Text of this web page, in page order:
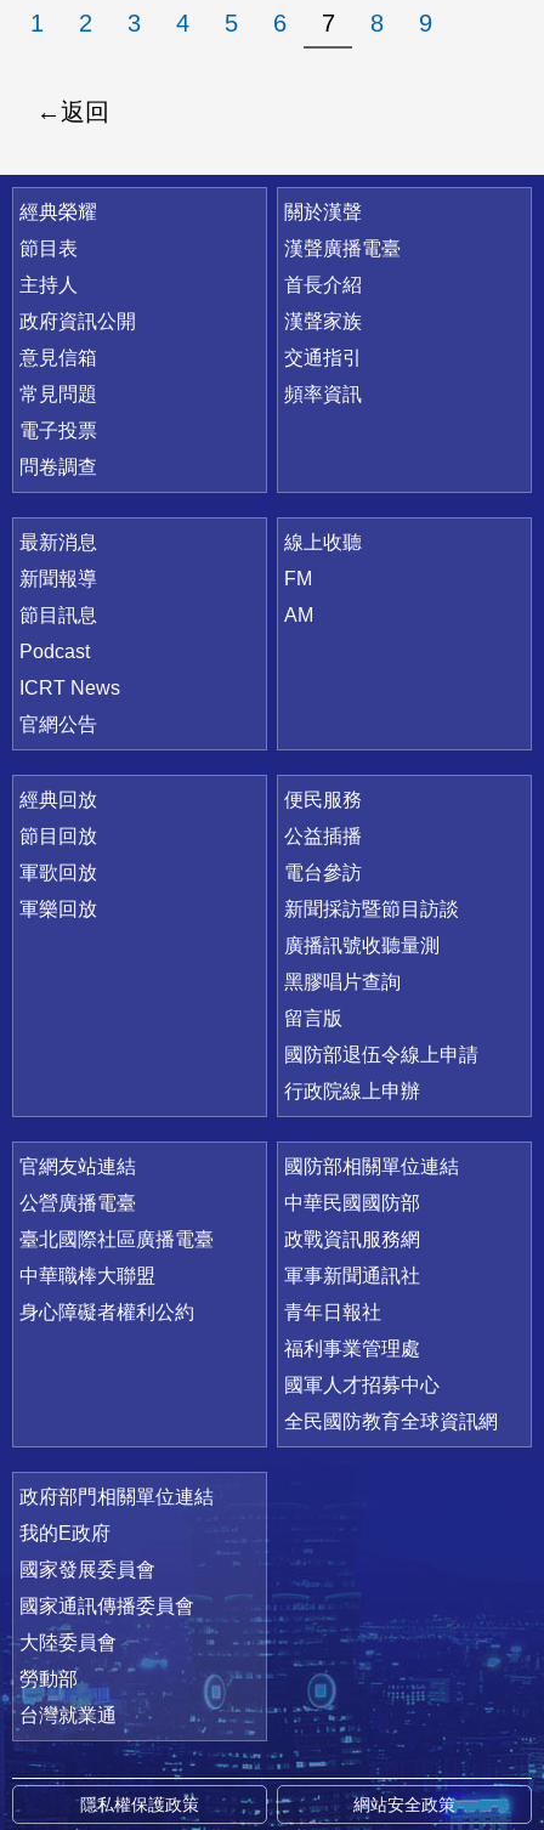
1 2 3 4 5 6 7 8 9
返回
快速連結
經典榮耀
節目表
主持人
政府資訊公開
意見信箱
常見問題
電子投票
問卷調查
關於漢聲
漢聲廣播電臺
首長介紹
漢聲家族
交通指引
頻率資訊
最新消息
新聞報導
節目訊息
Podcast
ICRT News
官網公告
線上收聽
FM
AM
經典回放
節目回放
軍歌回放
軍樂回放
便民服務
公益插播
電台參訪
新聞採訪暨節目訪談
廣播訊號收聽量測
黑膠唱片查詢
留言版
國防部退伍令線上申請
行政院線上申辦
官網友站連結
公營廣播電臺
臺北國際社區廣播電臺
中華職棒大聯盟
身心障礙者權利公約
國防部相關單位連結
中華民國國防部
政戰資訊服務網
軍事新聞通訊社
青年日報社
福利事業管理處
國軍人才招募中心
全民國防教育全球資訊網
政府部門相關單位連結
我的E政府
國家發展委員會
國家通訊傳播委員會
大陸委員會
勞動部
台灣就業通
隱私權保護政策 網站安全政策